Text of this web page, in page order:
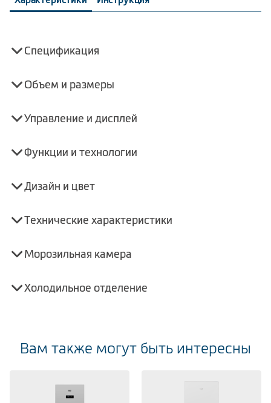
Спецификация
Объем и размеры
Управление и дисплей
Функции и технологии
Дизайн и цвет
Технические характеристики
Морозильная камера
Холодильное отделение
Вам также могут быть интересны